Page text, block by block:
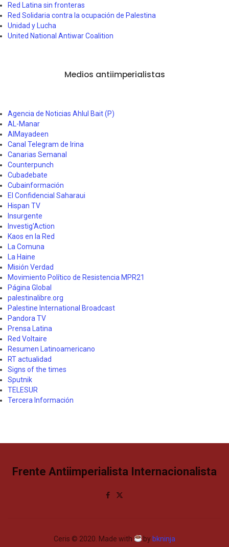
Red Latina sin fronteras
Red Solidaria contra la ocupación de Palestina
Unidad y Lucha
United National Antiwar Coalition
Medios antiimperialistas
Agencia de Noticias Ahlul Bait (P)
AL-Manar
AlMayadeen
Canal Telegram de Irina
Canarias Semanal
Counterpunch
Cubadebate
Cubainformación
El Confidencial Saharaui
Hispan TV
Insurgente
Investig'Action
Kaos en la Red
La Comuna
La Haine
Misión Verdad
Movimiento Político de Resistencia MPR21
Página Global
palestinalibre.org
Palestine International Broadcast
Pandora TV
Prensa Latina
Red Voltaire
Resumen Latinoamericano
RT actualidad
Signs of the times
Sputnik
TELESUR
Tercera Información
Frente Antiimperialista Internacionalista
Ceris © 2020. Made with bybkninja